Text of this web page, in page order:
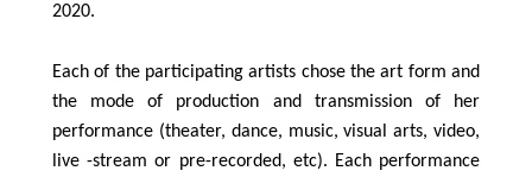
2020.
Each of the participating artists chose the art form and
the mode of production and transmission of her
performance (theater, dance, music, visual arts, video,
live -stream or pre-recorded, etc). Each performance